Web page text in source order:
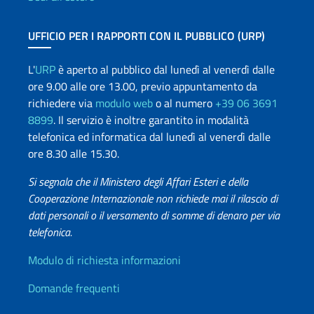
UFFICIO PER I RAPPORTI CON IL PUBBLICO (URP)
L'URPè aperto al pubblico dal lunedì al venerdì dalle
ore 9.00 alle ore 13.00, previo appuntamento da
richiedere via modulo webo al numero +39 06 3691
8899. Il servizio è inoltre garantito in modalità
telefonica ed informatica dal lunedì al venerdì dalle
ore 8.30 alle 15.30.
Si segnala che il Ministero degli Affari Esteri e della
Cooperazione Internazionale non richiede mai il rilascio di
dati personali o il versamento di somme di denaro per via
telefonica.
Info utili
Modulo di richiesta informazioni
Domande frequenti